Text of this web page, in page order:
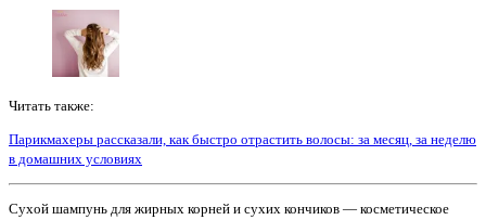
Читать также:
Парикмахеры рассказали, как быстро отрастить волосы: за месяц, за неделю
в домашних условиях
Сухой шампунь для жирных корней и сухих кончиков — косметическое